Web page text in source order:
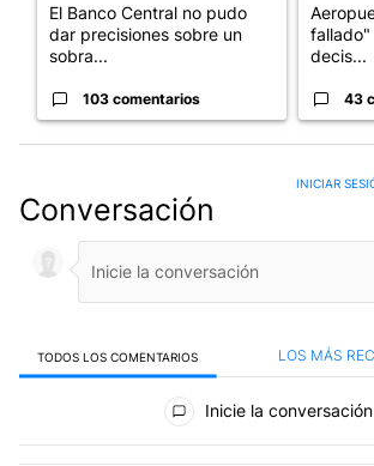
El Banco Central no pudo
dar precisiones sobre un
sobra...
103 comentarios
fallado"
decis...
43
Conversación
INICIAR
TODOS LOS COMENTARIOS LOS MÁS
Todos los comentarios
Inicie la conversación